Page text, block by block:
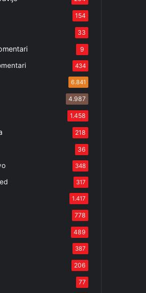
154
33
9
434
6.841
4.987
1.458
218
36
348
317
1.417
778
489
387
206
77